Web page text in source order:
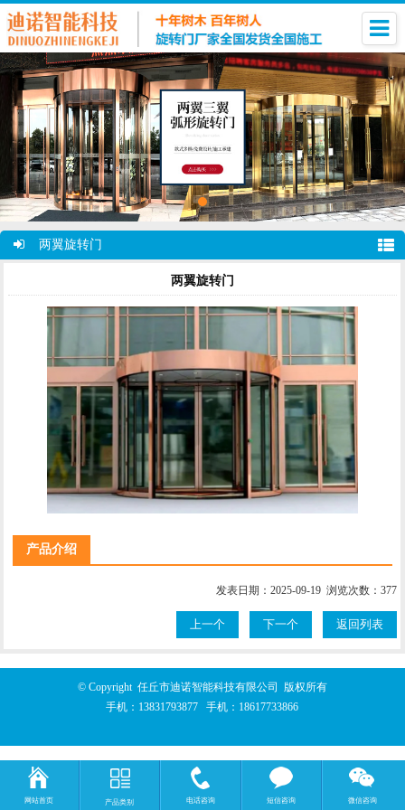
两翼旋转门
两翼旋转门
产品介绍
发表日期：2025-09-19 浏览次数：377
上一个 下一个 返回列表
© Copyright 任丘市迪诺智能科技有限公司 版权所有
手机： 13831793877 手机： 18617733866
网站首页 产品类别 电话咨询 短信咨询 微信咨询